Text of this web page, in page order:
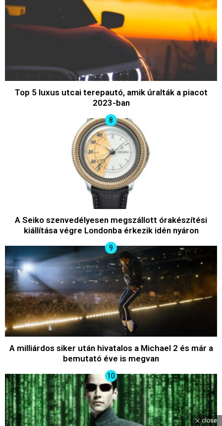
Top 5 luxus utcai terepautó, amik úralták a piacot
2023-ban
A Seiko szenvedélyesen megszállott órakészítési
kiállítása végre Londonba érkezik idén nyáron
A milliárdos siker után hivatalos a Michael 2 és már a
bemutató éve is megvan
close